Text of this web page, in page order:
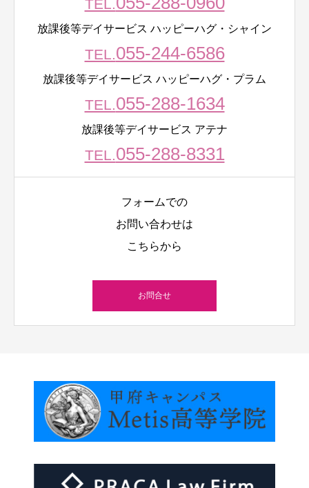
TEL.
放課後等デイサービス ハッピーハグ・シャイン
TEL.055-244-6586
放課後等デイサービス ハッピーハグ・プラム
TEL.055-288-1634
放課後等デイサービス アテナ
TEL.055-288-8331
フォームでの
お問い合わせは
こちらから
お問合せ